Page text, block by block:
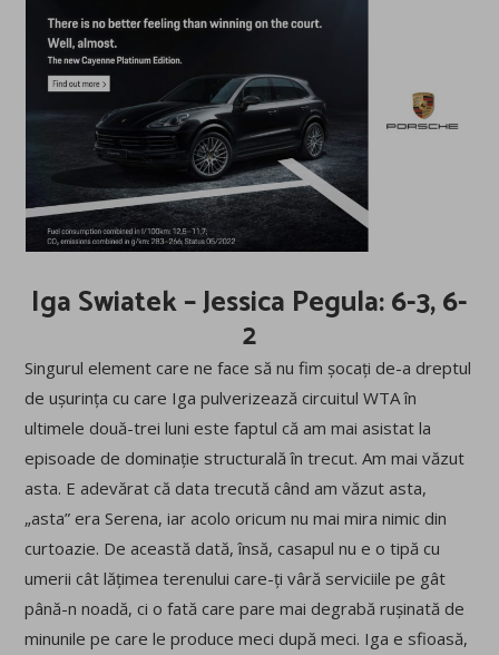
Iga Swiatek – Jessica Pegula: 6-3, 6-
2
Singurul element care ne face să nu fim șocați de-a dreptul
de ușurința cu care Iga pulverizează circuitul WTA în
ultimele două-trei luni este faptul că am mai asistat la
episoade de dominație structurală în trecut. Am mai văzut
asta. E adevărat că data trecută când am văzut asta,
„asta” era Serena, iar acolo oricum nu mai mira nimic din
curtoazie. De această dată, însă, casapul nu e o tipă cu
umerii cât lățimea terenului care-ți vâră serviciile pe gât
până-n noadă, ci o fată care pare mai degrabă rușinată de
minunile pe care le produce meci după meci. Iga e sfioasă,